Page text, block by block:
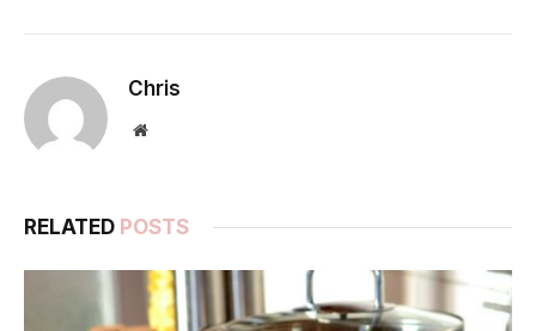
Chris
Website
RELATED POSTS